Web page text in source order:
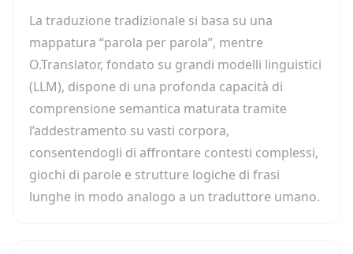
La traduzione tradizionale si basa su una
mappatura “parola per parola”, mentre
O.Translator, fondato su grandi modelli linguistici
(LLM), dispone di una profonda capacità di
comprensione semantica maturata tramite
l’addestramento su vasti corpora,
consentendogli di affrontare contesti complessi,
giochi di parole e strutture logiche di frasi
lunghe in modo analogo a un traduttore umano.